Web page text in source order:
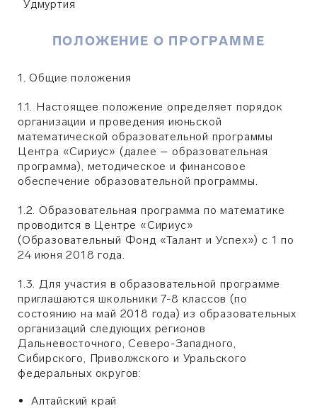
Удмуртия
ПОЛОЖЕНИЕ О ПРОГРАММЕ
1. Общие положения
1.1. Настоящее положение определяет порядок
организации и проведения июньской
математической образовательной программы
Центра «Сириус» (далее – образовательная
программа), методическое и финансовое
обеспечение образовательной программы.
1.2. Образовательная программа по математике
проводится в Центре «Сириус»
(Образовательный Фонд «Талант и Успех») с 1 по
24 июня 2018 года.
1.3. Для участия в образовательной программе
приглашаются школьники 7-8 классов (по
состоянию на май 2018 года) из образовательных
организаций следующих регионов
Дальневосточного, Северо-Западного,
Сибирского, Приволжского и Уральского
федеральных округов:
Алтайский край